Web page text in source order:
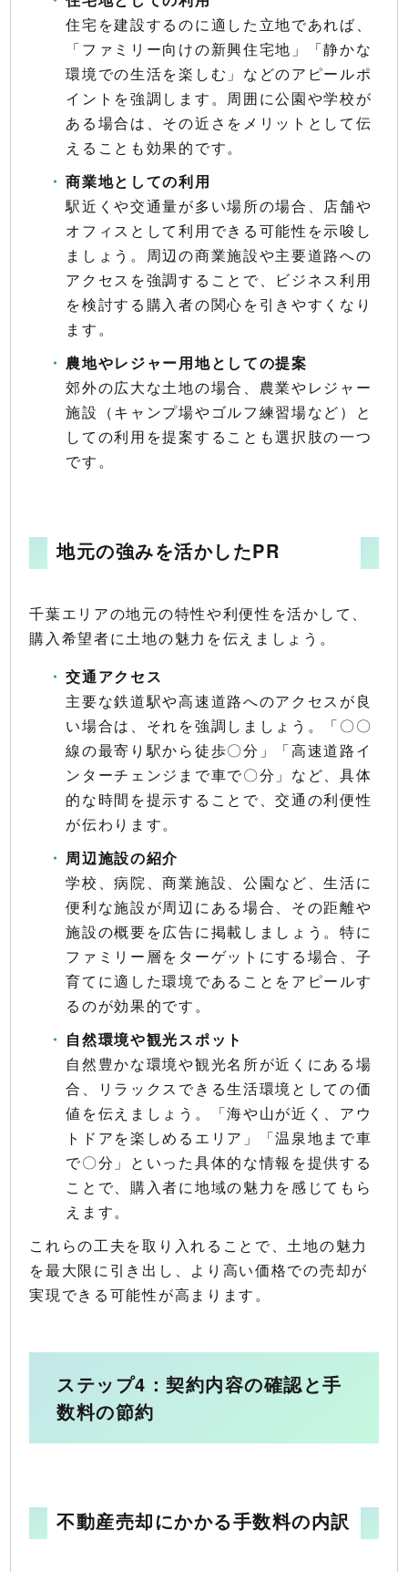
住宅を建設するのに適した立地であれば、
「ファミリー向けの新興住宅地」「静かな
環境での生活を楽しむ」などのアピールポ
イントを強調します。周囲に公園や学校が
ある場合は、その近さをメリットとして伝
えることも効果的です。
商業地としての利用
駅近くや交通量が多い場所の場合、店舗や
オフィスとして利用できる可能性を示唆し
ましょう。周辺の商業施設や主要道路への
アクセスを強調することで、ビジネス利用
を検討する購入者の関心を引きやすくなり
ます。
農地やレジャー用地としての提案
郊外の広大な土地の場合、農業やレジャー
施設（キャンプ場やゴルフ練習場など）と
しての利用を提案することも選択肢の一つ
です。
地元の強みを活かしたPR
千葉エリアの地元の特性や利便性を活かして、
購入希望者に土地の魅力を伝えましょう。
交通アクセス
主要な鉄道駅や高速道路へのアクセスが良
い場合は、それを強調しましょう。「〇〇
線の最寄り駅から徒歩〇分」「高速道路イ
ンターチェンジまで車で〇分」など、具体
的な時間を提示することで、交通の利便性
が伝わります。
周辺施設の紹介
学校、病院、商業施設、公園など、生活に
便利な施設が周辺にある場合、その距離や
施設の概要を広告に掲載しましょう。特に
ファミリー層をターゲットにする場合、子
育てに適した環境であることをアピールす
るのが効果的です。
自然環境や観光スポット
自然豊かな環境や観光名所が近くにある場
合、リラックスできる生活環境としての価
値を伝えましょう。「海や山が近く、アウ
トドアを楽しめるエリア」「温泉地まで車
で〇分」といった具体的な情報を提供する
ことで、購入者に地域の魅力を感じてもら
えます。
これらの工夫を取り入れることで、土地の魅力
を最大限に引き出し、より高い価格での売却が
実現できる可能性が高まります。
ステップ4：契約内容の確認と手
数料の節約
不動産売却にかかる手数料の内訳